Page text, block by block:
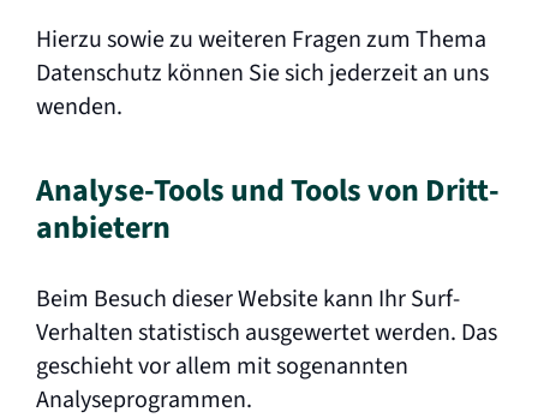
Hierzu sowie zu weiteren Fragen zum Thema
Datenschutz können Sie sich jederzeit an uns
wenden.
Analyse-Tools und Tools von Dritt­
anbietern
Beim Besuch dieser Website kann Ihr Surf-
Verhalten statistisch ausgewertet werden. Das
geschieht vor allem mit sogenannten
Analyseprogrammen.